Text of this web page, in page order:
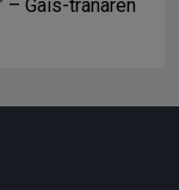
– Gais-tränaren